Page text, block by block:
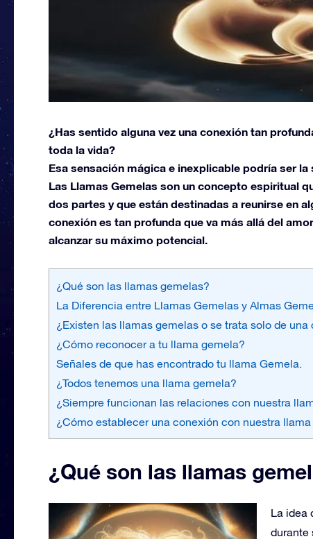
¿Has sentido alguna vez una conexión tan
toda la vida?
Esa sensación mágica e inexplicable podría ser
Las Llamas Gemelas son un concepto espiritual
dos partes y que están destinadas a reunirse en
conexión es tan profunda que va más allá del
alcanzar su máximo potencial.
¿Qué son las llamas gemelas?
La Diferencia entre Llamas Gemelas y Almas
¿Existen las llamas gemelas o se trata solo de
¿Cómo reconocer a tu llama gemela?
Señales de que has encontrado tu llama Gemela.
¿Todos tenemos una llama gemela?
¿Siempre funcionan las relaciones con nuestra
¿Cómo establecer una conexión con nuestra
¿Qué son las llamas
La idea
durante